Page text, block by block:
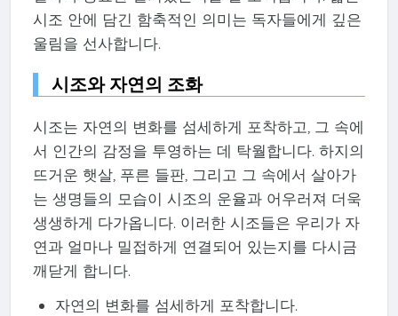
시조 안에 담긴 함축적인 의미는 독자들에게 깊은
울림을 선사합니다.
시조와 자연의 조화
시조는 자연의 변화를 섬세하게 포착하고, 그 속에
서 인간의 감정을 투영하는 데 탁월합니다. 하지의
뜨거운 햇살, 푸른 들판, 그리고 그 속에서 살아가
는 생명들의 모습이 시조의 운율과 어우러져 더욱
생생하게 다가옵니다. 이러한 시조들은 우리가 자
연과 얼마나 밀접하게 연결되어 있는지를 다시금
깨닫게 합니다.
자연의 변화를 섬세하게 포착합니다.